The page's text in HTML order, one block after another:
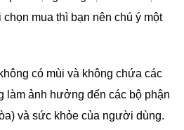
mua thì bạn nên chú ý một
có mùi và không chứa các
làm ảnh hưởng đến các bộ phận
và sức khỏe của người dùng.